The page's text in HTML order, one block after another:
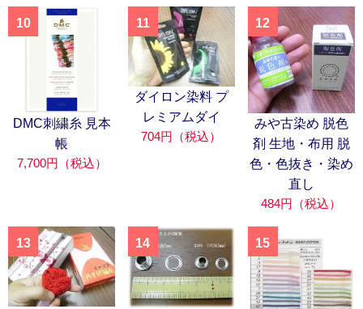
10
DMC刺繍糸 見本
帳
7,700円（税込）
11
ダイロン染料 プ
レミアムダイ
704円（税込）
12
みや古染め 脱色
剤 生地・布用 脱
色・色抜き・染め
直し
484円（税込）
13 14 15